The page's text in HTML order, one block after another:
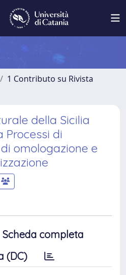
1 Contributo su Rivista
della Sicilia
di
omologazione e
Scheda completa
(DC)